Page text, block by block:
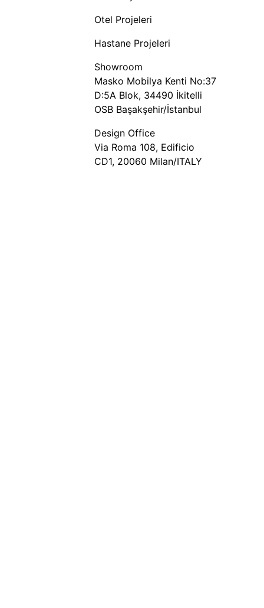
Otel Projeleri
Hastane Projeleri
Showroom
Masko Mobilya Kenti No:37
D:5A Blok, 34490 İkitelli
OSB Başakşehir/İstanbul
Design Office
Via Roma 108, Edificio
CD1, 20060 Milan/ITALY